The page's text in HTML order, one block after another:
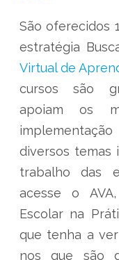
São oferecidos
estratégia
Virtual de
cursos são
apoiam os
diversos temas
trabalho das
acesse o
Escolar na
que tenha a
nos que são